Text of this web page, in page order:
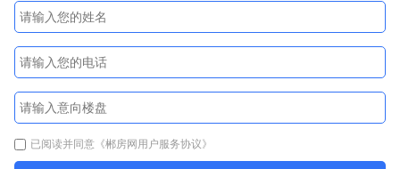
已阅读并同意 《郴房网用户服务协议》